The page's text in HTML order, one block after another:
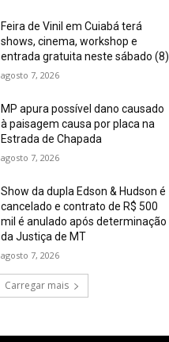
Feira de Vinil em Cuiabá terá
shows, cinema, workshop e
entrada gratuita neste sábado (8)
agosto 7, 2026
MP apura possível dano causado
à paisagem causa por placa na
Estrada de Chapada
agosto 7, 2026
Show da dupla Edson & Hudson é
cancelado e contrato de R$ 500
mil é anulado após determinação
da Justiça de MT
agosto 7, 2026
Carregar mais